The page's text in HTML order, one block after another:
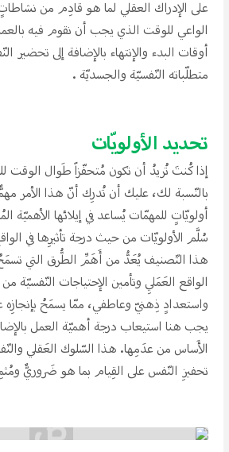
على الإدراك العقلي لما هو قادِم من
الواعي للوقت الذي يجب أن نقوم فيه
أوقات البدء والإنتهاء بالإضافة إلى تحضير
متطلّباته النّفسيّة والجسديّة .
تحديد الأولويّات
إذا كُنتَ تُريدُ أن تكون مُتحفّزاََ طَوال الوقت
بالنّسبة لك، عليك أن تُدرِك أنّ هذا الأمر
أولويّاتِِ للمهمّات يُساعد في إيلائها الأهميّة
سُلَّم الأولويّات من حيث درجة تأثيرِها في
هذا التّصنيف يُعَدُّ من أَهَمِّ الطُّرق التي
الواقع العَمَليِ وتأمين الإحتياجات النّفسيّة
واستعدادِِ ذِهنيّ وعاطفي، ممّا يسمَحُ بإنجازِه
يجب هنا استيعاب درجة أهميّة العمل
الأَساس من عدَمِها. هذا السّلوك العَقلي
تحفيزِ النّفس على القِيام بما هو ضَروريٌّ